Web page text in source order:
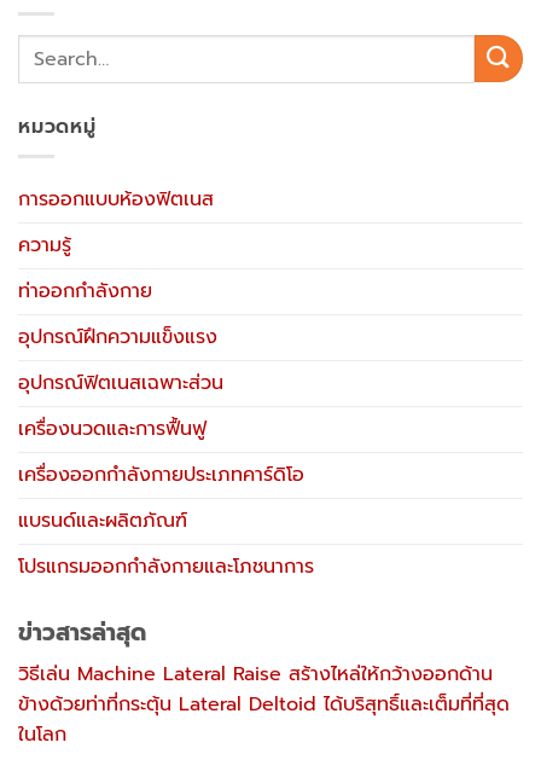
หมวดหมู่
การออกแบบห้องฟิตเนส
ความรู้
ท่าออกกำลังกาย
อุปกรณ์ฝึกความแข็งแรง
อุปกรณ์ฟิตเนสเฉพาะส่วน
เครื่องนวดและการฟื้นฟู
เครื่องออกกำลังกายประเภทคาร์ดิโอ
แบรนด์และผลิตภัณฑ์
โปรแกรมออกกำลังกายและโภชนาการ
ข่าวสารล่าสุด
วิธีเล่น Machine Lateral Raise สร้างไหล่ให้กว้างออกด้าน
ข้างด้วยท่าที่กระตุ้น Lateral Deltoid ได้บริสุทธิ์และเต็มที่ที่สุด
ในโลก